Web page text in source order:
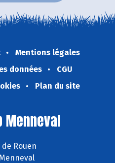
Mentions légales
données
CGU
Plan du site
Menneval
de Rouen